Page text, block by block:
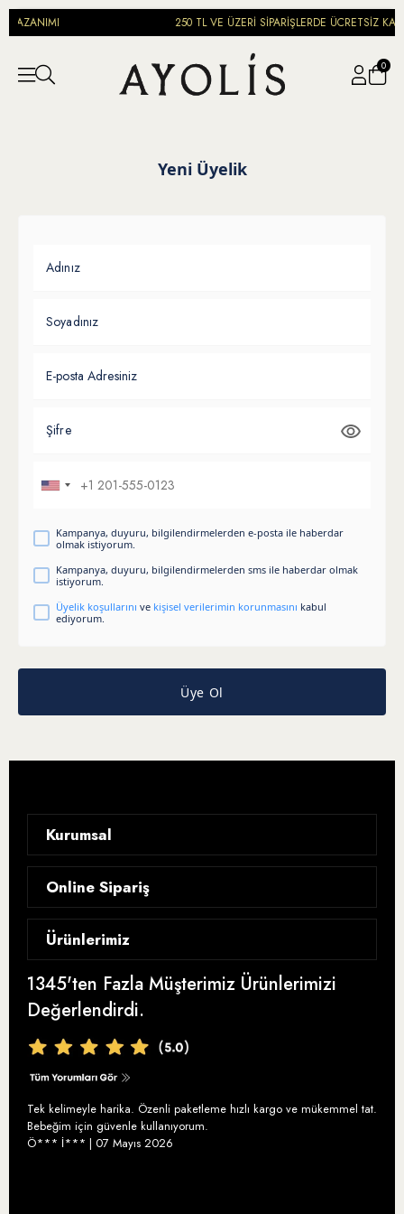
KAZANIMI 250 TL VE ÜZERİ SİPARİŞLERDE ÜCRETSİZ
0
Yeni Üyelik
Adınız
Soyadınız
E-posta Adresiniz
Şifre
Kampanya, duyuru, bilgilendirmelerden e-posta ile haberdar
olmak istiyorum.
Kampanya, duyuru, bilgilendirmelerden sms ile haberdar olmak
istiyorum.
Üyelik koşullarını ve kişisel verilerimin korunmasını kabul
ediyorum.
Üye Ol
Kurumsal
Blog
Analizler ve Sertifikalar
Ödüllerimiz
Ayolis Instagram
Ayolis Facebook
Ayolis İletişim
Online Sipariş
Satış Sözleşmesi
İptal ve İade
Sıkça Sorulan Sorular
Ürünlerimiz
Zeytinyağı
Bebek Zeytinyağı
Organik Zeytinyağı
En İyi Organik Zeytinyağı
Yüksek Polifenollü Zeytinyağı
Soğuk Sıkım Zeytinyağı
1345'ten Fazla Müşterimiz Ürünlerimizi
Değerlendirdi.
Tek kelimeyle harika. Özenli paketleme hızlı kargo ve mükemmel tat.
Bebeğim için güvenle kullanıyorum.
Ö*** İ*** | 07 Mayıs 2026